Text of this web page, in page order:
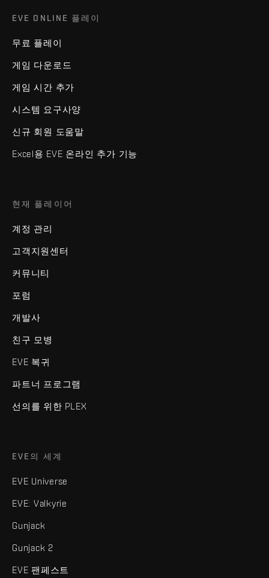
EVE ONLINE 플레이
무료 플레이
게임 다운로드
게임 시간 추가
시스템 요구사양
신규 회원 도움말
Excel용 EVE 온라인 추가 기능
현재 플레이어
계정 관리
고객지원센터
커뮤니티
포럼
개발사
친구 모병
EVE 복귀
파트너 프로그램
선의를 위한 PLEX
EVE의 세계
EVE Universe
EVE: Valkyrie
Gunjack
Gunjack 2
EVE 팬페스트